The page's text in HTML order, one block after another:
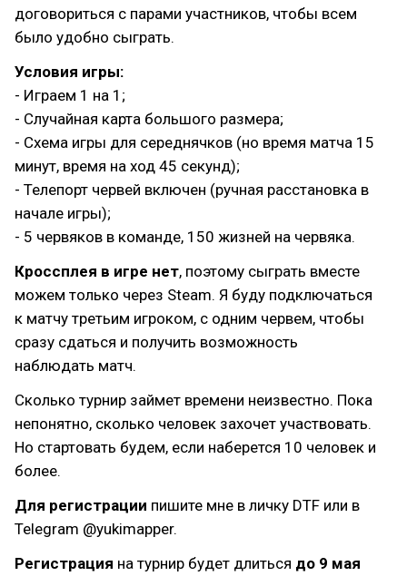
договориться с парами участников, чтобы всем
было удобно сыграть.
Условия игры:
- Играем 1 на 1;
- Случайная карта большого размера;
- Схема игры для середнячков (но время матча 15
минут, время на ход 45 секунд);
- Телепорт червей включен (ручная расстановка в
начале игры);
- 5 червяков в команде, 150 жизней на червяка.
Кроссплея в игре нет, поэтому сыграть вместе
можем только через Steam. Я буду подключаться
к матчу третьим игроком, с одним червем, чтобы
сразу сдаться и получить возможность
наблюдать матч.
Сколько турнир займет времени неизвестно. Пока
непонятно, сколько человек захочет участвовать.
Но стартовать будем, если наберется 10 человек и
более.
Для регистрации пишите мне в личку DTF или в
Telegram @yukimapper.
Регистрация на турнир будет длиться до 9 мая